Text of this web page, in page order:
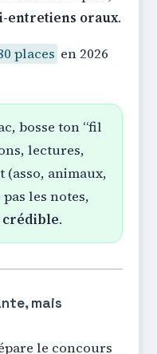
entretiens oraux.
places en 2026
bosse ton “fil
lectures,
(asso, animaux,
les notes,
.
mais
le concours